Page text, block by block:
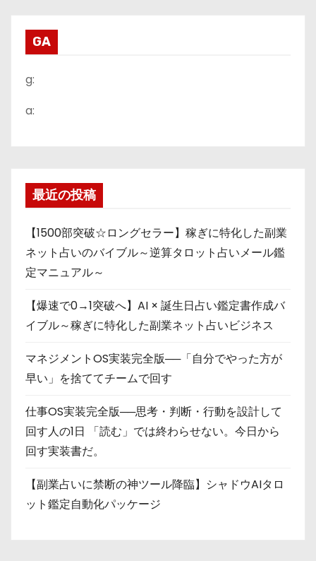
GA
g:
a:
最近の投稿
【1500部突破☆ロングセラー】稼ぎに特化した副業
ネット占いのバイブル～逆算タロット占いメール鑑
定マニュアル～
【爆速で0→1突破へ】AI × 誕生日占い鑑定書作成バ
イブル～稼ぎに特化した副業ネット占いビジネス
マネジメントOS実装完全版──「自分でやった方が
早い」を捨ててチームで回す
仕事OS実装完全版──思考・判断・行動を設計して
回す人の1日 「読む」では終わらせない。今日から
回す実装書だ。
【副業占いに禁断の神ツール降臨】シャドウAIタロ
ット鑑定自動化パッケージ